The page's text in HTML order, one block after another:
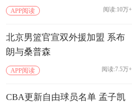
APP阅读 阅读:10万+
北京男篮官宣双外援加盟 系布
朗与桑普森
APP阅读 阅读:7.5万+
CBA更新自由球员名单 孟子凯